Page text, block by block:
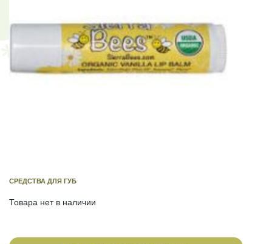
СРЕДСТВА ДЛЯ ГУБ
Товара нет в наличии